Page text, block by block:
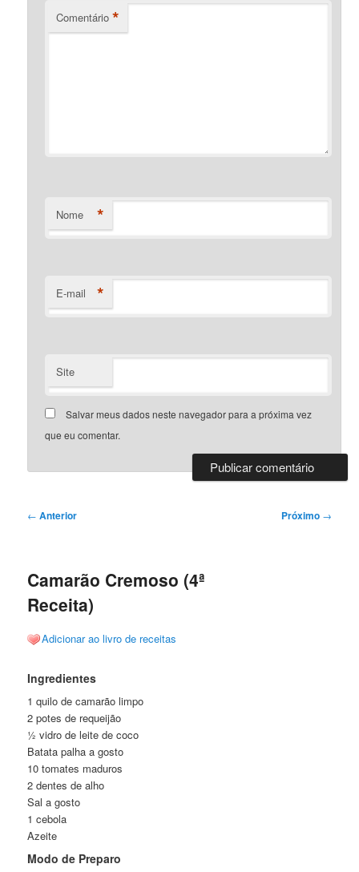
Comentário *
Nome *
E-mail *
Site
Salvar meus dados neste navegador para a próxima vez
que eu comentar.
Navegação
← Anterior Próximo →
Camarão Cremoso (4ª
Receita)
Adicionar ao livro de receitas
Ingredientes
1 quilo de camarão limpo
2 potes de requeijão
½ vidro de leite de coco
Batata palha a gosto
10 tomates maduros
2 dentes de alho
Sal a gosto
1 cebola
Azeite
Modo de Preparo